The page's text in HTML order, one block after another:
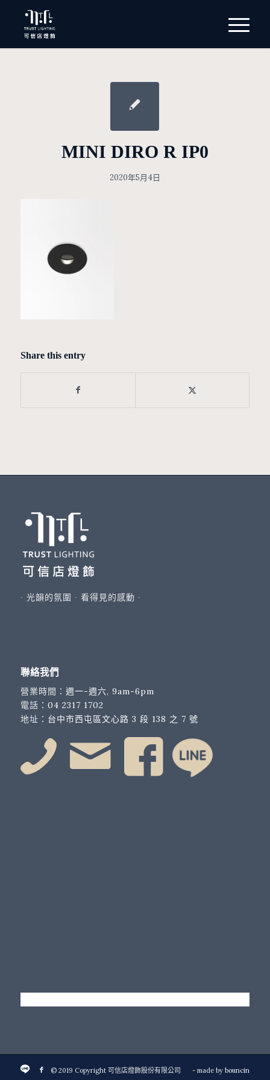
MINI DIRO R IP0
2020年5月4日
Share this entry
∙ 光韻的氛圍 ∙ 看得見的感動 ∙
聯絡我們
營業時間： 週一-週六, 9am-6pm
電話： 04 2317 1702
地址： 台中市西屯區文心路 3 段 138 之 7 號
© 2019 Copyright 可信店燈飾股份有限公司 - made bybouncin